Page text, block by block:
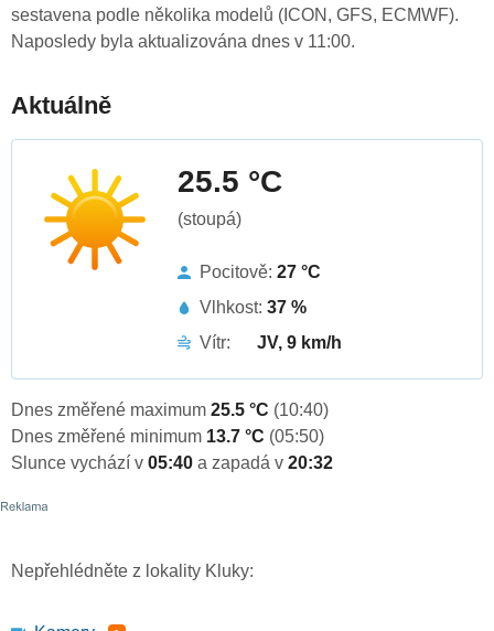
sestavena podle několika modelů (ICON, GFS, ECMWF).
Naposledy byla aktualizována dnes v 11:00.
Aktuálně
25.5 °C
(stoupá)
Pocitově: 27 °C
Vlhkost: 37 %
Vítr:
JV, 9 km/h
Dnes změřené maximum 25.5 °C (10:40)
Dnes změřené minimum 13.7 °C (05:50)
Slunce vychází v 05:40 a zapadá v 20:32
Nepřehlédněte z lokality Kluky: